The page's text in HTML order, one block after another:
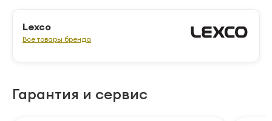
Lexco
Все товары бренда
Гарантия и сервис